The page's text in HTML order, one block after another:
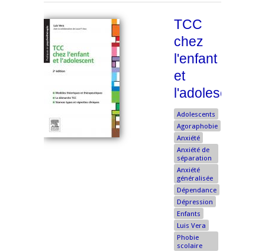
TCC
chez
l'enfant
et
l'adolescent
Adolescents
Agoraphobie
Anxiété
Anxiété de
séparation
Anxiété
généralisée
Dépendance
Dépression
Enfants
Luis Vera
Phobie
scolaire